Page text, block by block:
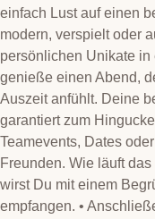
einfach Lust auf einen
modern, verspielt oder
persönlichen Unikate in
genieße einen Abend,
Auszeit anfühlt. Deine
garantiert zum
Teamevents, Dates
Freunden. Wie läuft
wirst Du mit einem
empfangen. •